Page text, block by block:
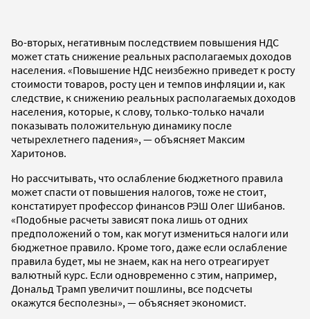
Во-вторых, негативным последствием повышения НДС
может стать снижение реальных располагаемых доходов
населения. «Повышение НДС неизбежно приведет к росту
стоимости товаров, росту цен и темпов инфляции и, как
следствие, к снижению реальных располагаемых доходов
населения, которые, к слову, только-только начали
показывать положительную динамику после
четырехлетнего падения», — объясняет Максим
Харитонов.
Но рассчитывать, что ослабление бюджетного правила
может спасти от повышения налогов, тоже не стоит,
констатирует профессор финансов РЭШ Олег Шибанов.
«Подобные расчеты зависят пока лишь от одних
предположений о том, как могут измениться налоги или
бюджетное правило. Кроме того, даже если ослабление
правила будет, мы не знаем, как на него отреагирует
валютный курс. Если одновременно с этим, например,
Дональд Трамп увеличит пошлины, все подсчеты
окажутся бесполезны», — объясняет экономист.